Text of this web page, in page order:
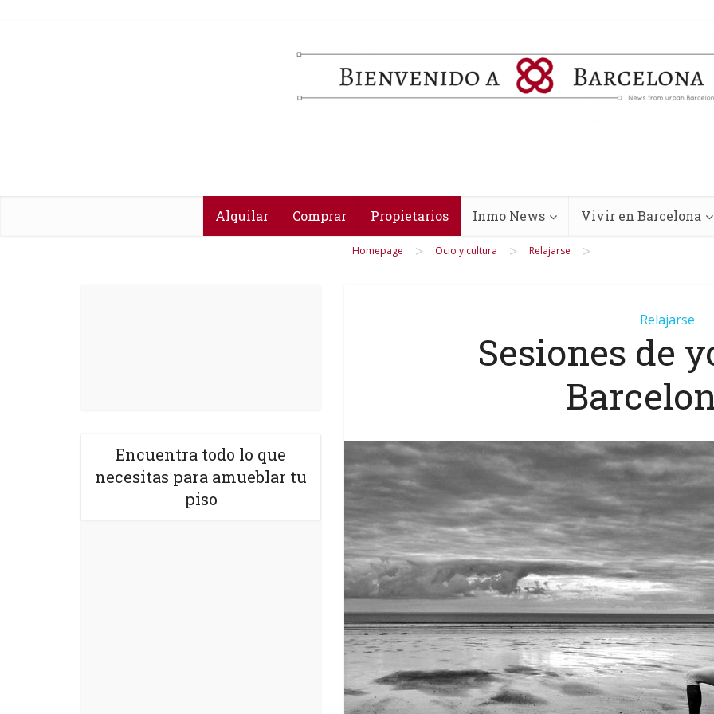
Alquilar Comprar Propietarios Inmo News Vivir en Barcelona
Homepage > Ocio y cultura > Relajarse >
Encuentra todo lo que
necesitas para amueblar tu
piso
Relajarse
Sesiones de